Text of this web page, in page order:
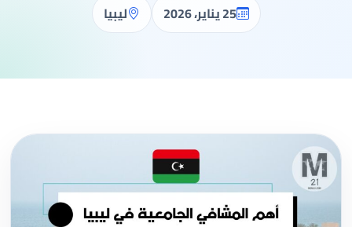
25 يناير، 2026 ليبيا